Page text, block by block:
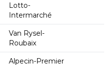
Lotto-
Intermarché
Van Rysel-
Roubaix
Alpecin-Premier